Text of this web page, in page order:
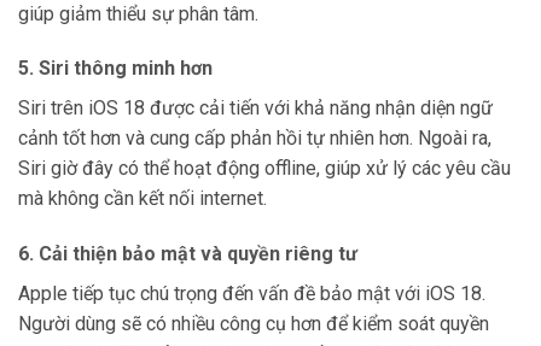
giúp giảm thiểu sự phân tâm.
5. Siri thông minh hơn
Siri trên iOS 18 được cải tiến với khả năng nhận diện ngữ
cảnh tốt hơn và cung cấp phản hồi tự nhiên hơn. Ngoài ra,
Siri giờ đây có thể hoạt động offline, giúp xử lý các yêu cầu
mà không cần kết nối internet.
6. Cải thiện bảo mật và quyền riêng tư
Apple tiếp tục chú trọng đến vấn đề bảo mật với iOS 18.
Người dùng sẽ có nhiều công cụ hơn để kiểm soát quyền